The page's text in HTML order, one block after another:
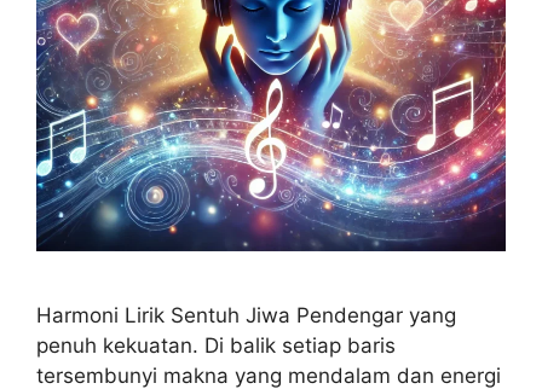
Harmoni Lirik Sentuh Jiwa Pendengar yang
penuh kekuatan. Di balik setiap baris
tersembunyi makna yang mendalam dan energi